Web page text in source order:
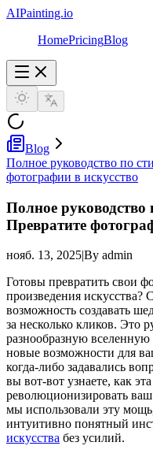
AIPainting.io
HomePricingBlog
Blog
Полное руководство по
фотографии в искусство
Полное руководство
Превратите
нояб. 13, 2025|By admin
Готовы превратить свои
произведения
возможность создавать
за несколько кликов. Это
разнообразную вселенную
новые возможности для
когда-либо задавались
вы вот-вот узнаете, как
революционизировать
мы использовали эту
интуитивно понятный
искусства без усилий.